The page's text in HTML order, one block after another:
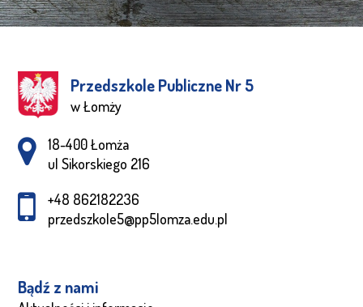
Przedszkole Publiczne Nr 5
w Łomży
Adres pocztowy:
18-400 Łomża
ul Sikorskiego 216
+48 862182236
przedszkole5@pp5lomza.edu.pl
Bądź z nami